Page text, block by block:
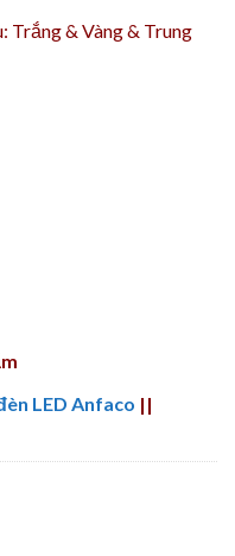
Trắng & Vàng & Trung
LED Anfaco ||